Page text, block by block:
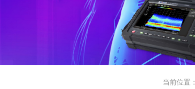
当前位置：